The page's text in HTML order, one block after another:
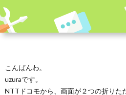
こんばんわ。
uzuraです。
NTTドコモから、画面が２つの折りた